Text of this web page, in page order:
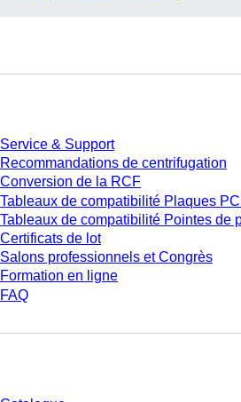
Service & Support
Recommandations de centrifugation
Conversion de la RCF
Tableaux de compatibilité Plaques
Tableaux de compatibilité Pointes de
Certificats de lot
Salons professionnels et Congrès
Formation en ligne
FAQ